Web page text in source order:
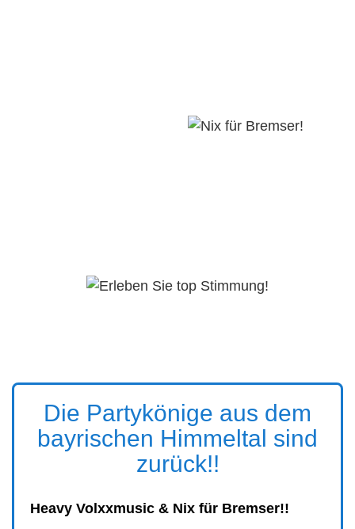
Die Partykönige aus dem
bayrischen Himmeltal sind
zurück!!
Heavy Volxxmusic & Nix für Bremser!!